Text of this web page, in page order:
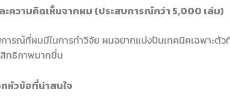
ความคิดเห็นจากผม (ประสบการณ์กว่า 5,000 เล่ม)
ารณ์ที่ผมมีในการทำวิจัย ผมอยากแบ่งปันเทคนิคเฉพาะตั
ทธิภาพมากขึ้น
กหัวข้อที่น่าสนใจ